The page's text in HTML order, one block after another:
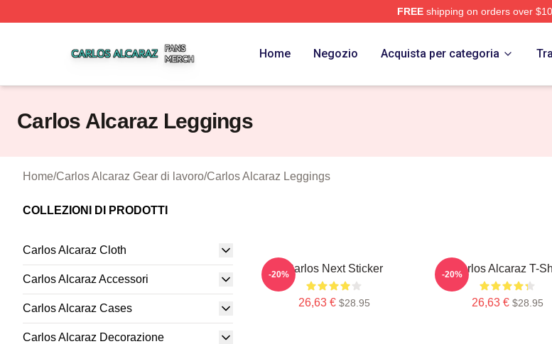
FREEshipping on orders over
Home Negozio Acquista per categoria
Carlos Alcaraz Leggings
Home/Carlos Alcaraz Gear di lavoro/Carlos Alcaraz Leggings
COLLEZIONI DI PRODOTTI
Carlos Alcaraz Cloth
Carlos Alcaraz Accessori
Carlos Alcaraz Cases
Carlos Alcaraz Decorazione
Carlos Next Sticker
26,63 € $28.95
-20% Carlos Alcaraz T-
26,63 € $28.95
-20%